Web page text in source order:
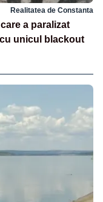
Realitatea de Constanta
a paralizat
unicul blackout